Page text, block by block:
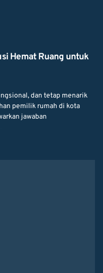
Hemat Ruang untuk
dan tetap menarik
pemilik rumah di kota
jawaban